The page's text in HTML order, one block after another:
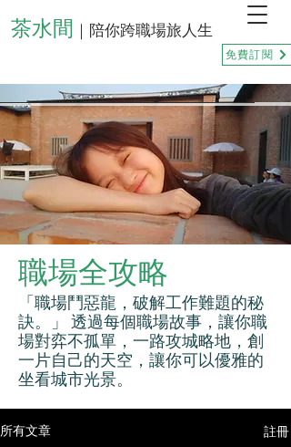
茶水間 ｜陪你跨職場旅人生
免費訂閱
職場全攻略
「職場鬥惡龍，破解工作難題的秘
訣。」 透過每個職場故事，讓你職
場對弈不孤單，一路攻城略地，創
一片自己的天空，讓你可以優雅的
坐看城市光景。
所有文章 註冊